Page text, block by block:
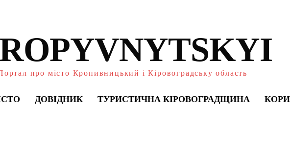
про місто Кропивницький і Кіровоградську область
ДОВІДНИК ТУРИСТИЧНА КІРОВОГРАДЩИНА